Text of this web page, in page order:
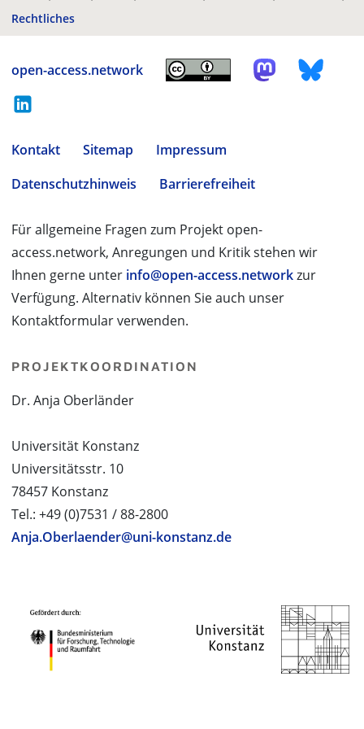
Rechtliches
open-access.network
Kontakt Sitemap
Impressum
Datenschutzhinweis
Barrierefreiheit
Für allgemeine Fragen zum Projekt open-
access.network, Anregungen und Kritik stehen wir
Ihnen gerne unter info@open-access.networkzur
Verfügung. Alternativ können Sie auch unser
Kontaktformular verwenden.
PROJEKTKOORDINATION
Dr. Anja Oberländer
Universität Konstanz
Universitätsstr. 10
78457 Konstanz
Tel.: +49 (0)7531 / 88-2800
Anja.Oberlaender@uni-konstanz.de